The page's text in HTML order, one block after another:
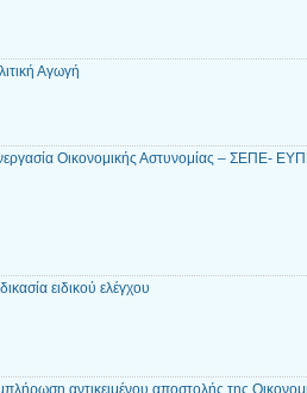
Αγωγή
Οικονομικής Αστυνομίας – ΣΕΠΕ-
ειδικού ελέγχου
αντικειμένου αποστολής της